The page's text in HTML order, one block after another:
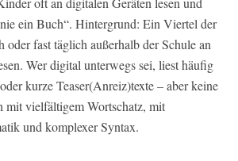
ein Buch“. Hintergrund: Ein Viertel der
oder fast täglich außerhalb der Schule an
Wer digital unterwegs sei, liest häufig
kurze Teaser(Anreiz)texte – aber keine
mit vielfältigem Wortschatz, mit
und komplexer Syntax.